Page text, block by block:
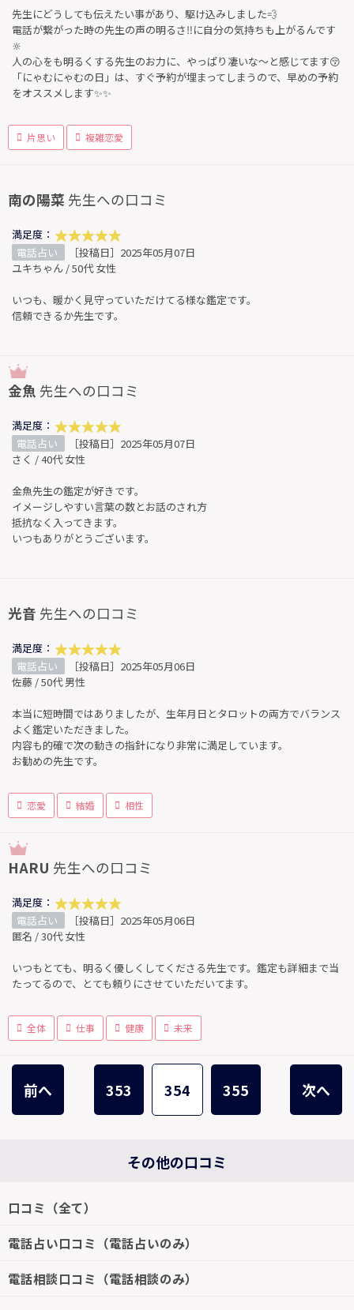
先生にどうしても伝えたい事があり、駆け込みしました💨
電話が繋がった時の先生の声の明るさ‼︎に自分の気持ちも上がるんです
🔆
人の心をも明るくする先生のお力に、やっぱり凄いな〜と感じてます😚
「にゃむにゃむの日」は、すぐ予約が埋まってしまうので、早めの予約
をオススメします✨✨
片思い 複雑恋愛
南の陽菜 先生への口コミ
満足度：
電話占い
［投稿日］2025年05月07日
ユキちゃん / 50代 女性
いつも、暖かく見守っていただけてる様な鑑定です。
信頼できるか先生です。
金魚 先生への口コミ
満足度：
電話占い
［投稿日］2025年05月07日
さく / 40代 女性
金魚先生の鑑定が好きです。
イメージしやすい言葉の数とお話のされ方
抵抗なく入ってきます。
いつもありがとうございます。
光音 先生への口コミ
満足度：
電話占い
［投稿日］2025年05月06日
佐藤 / 50代 男性
本当に短時間ではありましたが、生年月日とタロットの両方でバランス
よく鑑定いただきました。
内容も的確で次の動きの指針になり非常に満足しています。
お勧めの先生です。
恋愛 結婚 相性
HARU 先生への口コミ
満足度：
電話占い
［投稿日］2025年05月06日
匿名 / 30代 女性
いつもとても、明るく優しくしてくださる先生です。鑑定も詳細まで当
たってるので、とても頼りにさせていただいてます。
全体 仕事 健康 未来
前へ 353 354 355 次へ
その他の口コミ
口コミ（全て）
電話占い口コミ（電話占いのみ）
電話相談口コミ（電話相談のみ）